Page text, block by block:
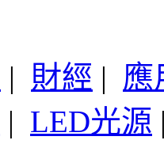
| 財經 | 應
| LED光源